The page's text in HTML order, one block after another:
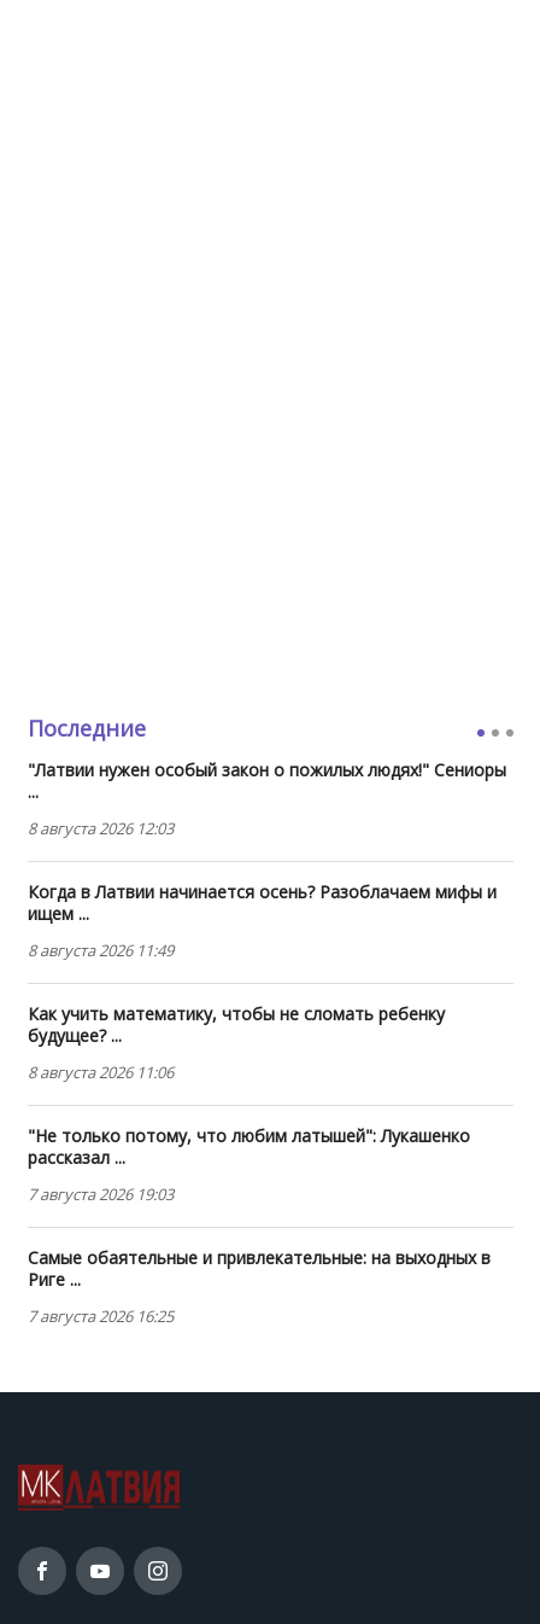
Последние
"Латвии нужен особый закон о пожилых людях!" Сениоры
...
8 августа 2026 12:03
Когда в Латвии начинается осень? Разоблачаем мифы и
ищем ...
8 августа 2026 11:49
Как учить математику, чтобы не сломать ребенку
будущее? ...
8 августа 2026 11:06
"Не только потому, что любим латышей": Лукашенко
рассказал ...
7 августа 2026 19:03
Самые обаятельные и привлекательные: на выходных в
Риге ...
7 августа 2026 16:25